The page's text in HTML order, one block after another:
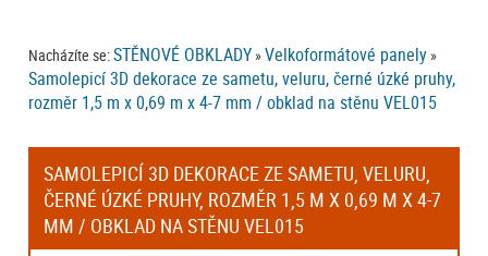
Nacházíte se:STĚNOVÉ OBKLADY »Velkoformátové panely »
Samolepicí 3D dekorace ze sametu, veluru, černé úzké pruhy,
rozměr 1,5 m x 0,69 m x 4-7 mm / obklad na stěnu VEL015
SAMOLEPICÍ 3D DEKORACE ZE SAMETU, VELURU,
ČERNÉ ÚZKÉ PRUHY, ROZMĚR 1,5 M X 0,69 M X 4-7
MM / OBKLAD NA STĚNU VEL015